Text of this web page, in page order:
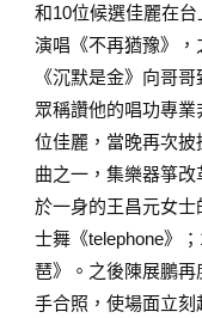
和10位候選佳麗在
演唱《不再猶豫》
《沉默是金》向哥
眾稱讚他的唱功專
位佳麗，當晚再次
曲之一，集樂器箏
於一身的王昌元女
士舞《telephone》
琶》。之後陳展鵬
手合照，使場面立